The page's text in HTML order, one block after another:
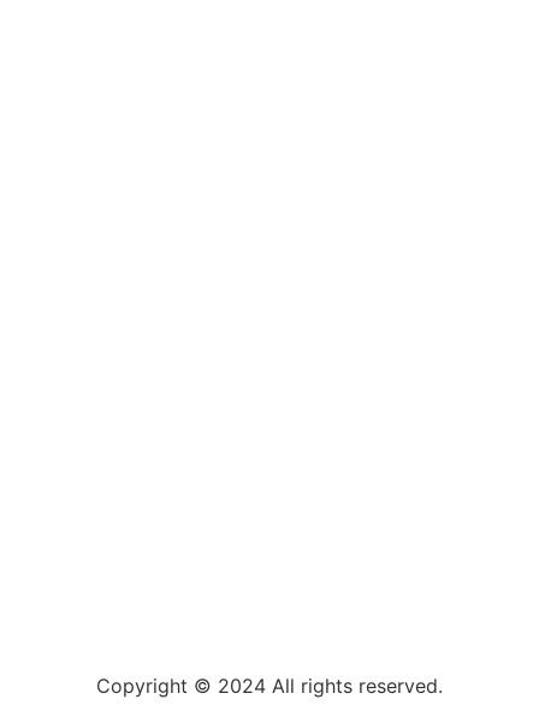
Copyright © 2024 All rights reserved.